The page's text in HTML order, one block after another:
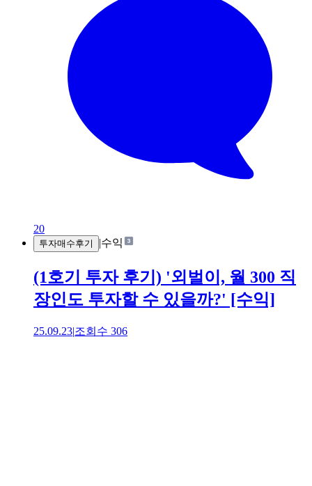
20
투자매수후기 |수익
(1호기 투자 후기) '외벌이, 월 300 직
장인도 투자할 수 있을까?' [수익]
25.09.23|조회수 306